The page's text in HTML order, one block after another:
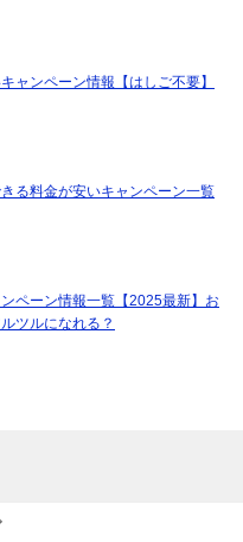
ャンペーン情報【はしご不要】
る料金が安いキャンペーン一覧
ペーン情報一覧【2025最新】お
ツルになれる？